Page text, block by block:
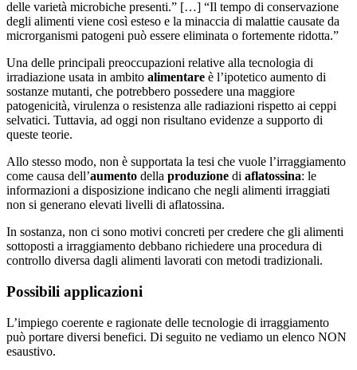
delle varietà microbiche presenti.” […] “Il tempo di conservazione
degli alimenti viene così esteso e la minaccia di malattie causate da
microrganismi patogeni può essere eliminata o fortemente ridotta.”
Una delle principali preoccupazioni relative alla tecnologia di
irradiazione usata in ambito alimentare è l’ipotetico aumento di
sostanze mutanti, che potrebbero possedere una maggiore
patogenicità, virulenza o resistenza alle radiazioni rispetto ai ceppi
selvatici. Tuttavia, ad oggi non risultano evidenze a supporto di
queste teorie.
Allo stesso modo, non è supportata la tesi che vuole l’irraggiamento
come causa dell’aumento della produzione di aflatossina: le
informazioni a disposizione indicano che negli alimenti irraggiati
non si generano elevati livelli di aflatossina.
In sostanza, non ci sono motivi concreti per credere che gli alimenti
sottoposti a irraggiamento debbano richiedere una procedura di
controllo diversa dagli alimenti lavorati con metodi tradizionali.
Possibili applicazioni
L’impiego coerente e ragionate delle tecnologie di irraggiamento
può portare diversi benefici. Di seguito ne vediamo un elenco NON
esaustivo.